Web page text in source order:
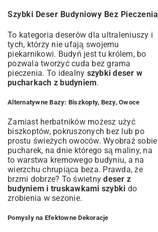
Szybki Deser Budyniowy Bez Pieczenia
To kategoria deserów dla ultraleniuszy i
tych, którzy nie ufają swojemu
piekarnikowi. Budyń jest tu królem, bo
pozwala tworzyć cuda bez grama
pieczenia. To idealny szybki deser w
pucharkach z budyniem.
Alternatywne Bazy: Biszkopty, Bezy, Owoce
Zamiast herbatników możesz użyć
biszkoptów, pokruszonych bez lub po
prostu świeżych owoców. Wyobraź sobie
pucharek, na dnie którego są maliny, na
to warstwa kremowego budyniu, a na
wierzchu chrupiąca beza. Prawda, że
brzmi dobrze? To świetnydeser z
budyniem i truskawkami szybki do
zrobienia w sezonie.
Pomysły na Efektowne Dekoracje